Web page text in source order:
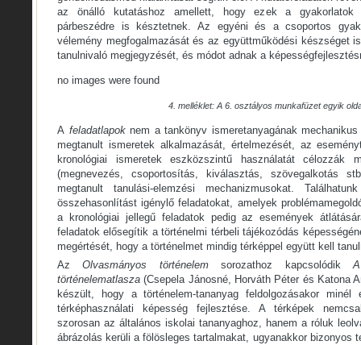
az önálló kutatáshoz amellett, hogy ezek a gyakorlatok
párbeszédre is késztetnek. Az egyéni és a csoportos
vélemény megfogalmazását és az együttműködési készséget
tanulnivaló megjegyzését, és módot adnak a
no images were found
4. melléklet: A 6. osztályos munkafüzet egyik
A feladatlapoknem a tankönyv ismeretanyagának
megtanult ismeretek alkalmazását, értelmezését, az
kronológiai ismeretek eszközszintű használatát célozzák
(megnevezés, csoportosítás, kiválasztás, szövegalkotás
megtanult tanulási-elemzési mechanizmusokat.
összehasonlítást igénylő feladatokat, amelyek
a kronológiai jellegű feladatok pedig az események
feladatok elősegítik a történelmi térbeli tájékozódás
megértését, hogy a történelmet mindig térképpel együtt kell
AzOlvasmányos történelemsorozathoz kapcsolódik
történelematlasza(Csepela Jánosné, Horváth Péter és Katona
készült, hogy a történelem-tananyag feldolgozásakor minél
térképhasználati képesség fejlesztése. A térképek
szorosan az általános iskolai tananyaghoz, hanem a róluk
ábrázolás kerüli a fölösleges tartalmakat, ugyanakkor bizonyos